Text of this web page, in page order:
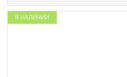
В НАЛИЧИИ